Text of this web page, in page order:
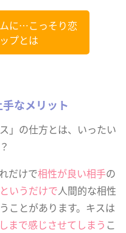
に…こっそり恋
プとは
なメリット
」の仕方とは、いったい
だけで相性が良い相手の
いうだけで人間的な相性
ことがあります。キスは
まで感じさせてしまう こ